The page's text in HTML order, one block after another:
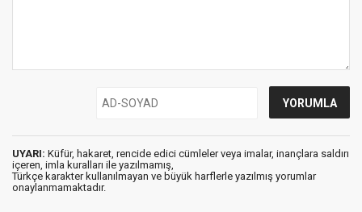
UYARI: Küfür, hakaret, rencide edici cümleler veya imalar, inançlara saldırı
içeren, imla kuralları ile yazılmamış,
Türkçe karakter kullanılmayan ve büyük harflerle yazılmış yorumlar
onaylanmamaktadır.